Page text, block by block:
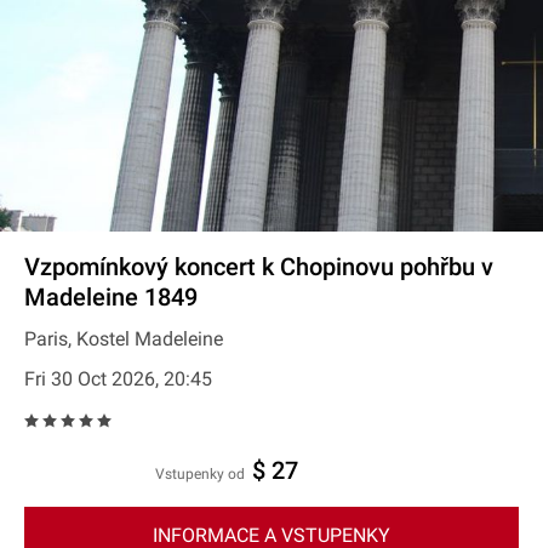
Vzpomínkový koncert k Chopinovu pohřbu v
Madeleine 1849
Paris, Kostel Madeleine
Fri 30 Oct 2026, 20:45
Vstupenky od $ 27
INFORMACE A VSTUPENKY